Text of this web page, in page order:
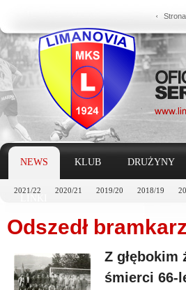
NEWS
2021/22 2020/21 2019/20 2018/19
KLUB DRUŻYNY
Odszedł
Z
śmierci 66-